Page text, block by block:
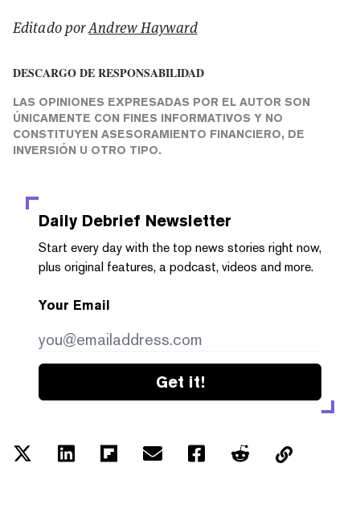
Editado porAndrew Hayward
DESCARGO DE RESPONSABILIDAD
LAS OPINIONES EXPRESADAS POR EL AUTOR SON
ÚNICAMENTE CON FINES INFORMATIVOS Y NO
CONSTITUYEN ASESORAMIENTO FINANCIERO, DE
INVERSIÓN U OTRO TIPO.
Daily Debrief Newsletter
Start every day with the top news stories right now,
plus original features, a podcast, videos and more.
Your Email
Get it!